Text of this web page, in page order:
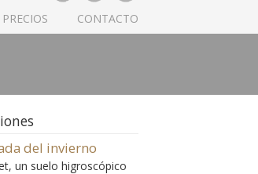
PRECIOS CONTACTO
del invierno
un suelo higroscópico